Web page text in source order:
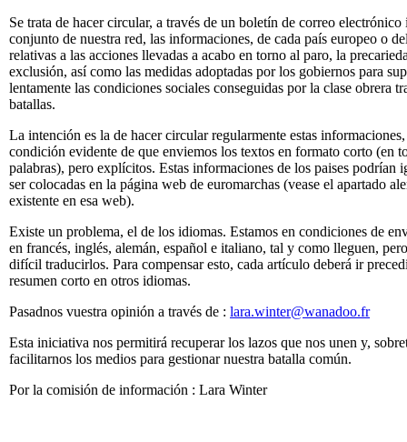
Se trata de hacer circular, a través de un boletín de correo electrónico
conjunto de nuestra red, las informaciones, de cada país europeo o
relativas a las acciones llevadas a acabo en torno al paro, la
exclusión, así como las medidas adoptadas por los gobiernos para
lentamente las condiciones sociales conseguidas por la clase obrera
batallas.
La intención es la de hacer circular regularmente estas
condición evidente de que enviemos los textos en formato corto (en
palabras), pero explícitos. Estas informaciones de los paises podrían
ser colocadas en la página web de euromarchas (vease el apartado
existente en esa web).
Existe un problema, el de los idiomas. Estamos en condiciones de
en francés, inglés, alemán, español e italiano, tal y como lleguen,
difícil traducirlos. Para compensar esto, cada artículo deberá ir
resumen corto en otros idiomas.
Pasadnos vuestra opinión a través de : lara.winter@wanadoo.fr
Esta iniciativa nos permitirá recuperar los lazos que nos unen y,
facilitarnos los medios para gestionar nuestra batalla común.
Por la comisión de información : Lara Winter